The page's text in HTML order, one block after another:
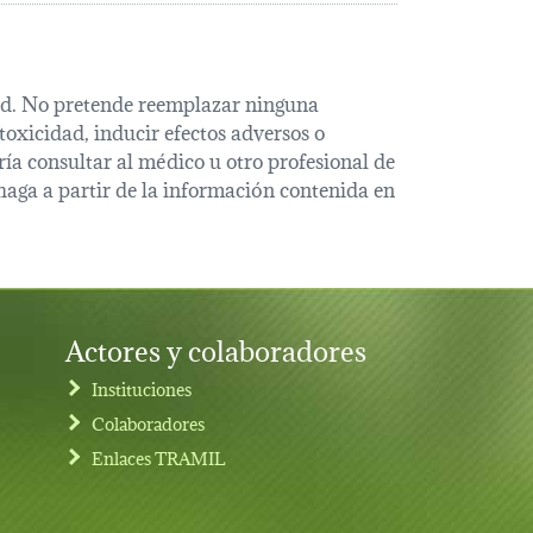
No pretende reemplazar ninguna
inducir efectos adversos o
consultar al médico u otro profesional de
a partir de la información contenida en
Actores y colaboradores
Instituciones
Colaboradores
Enlaces TRAMIL